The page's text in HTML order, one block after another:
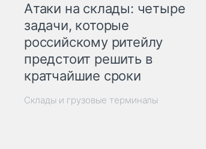
Атаки на склады: четыре
задачи, которые
российскому ритейлу
предстоит решить в
кратчайшие сроки
Склады и грузовые терминалы